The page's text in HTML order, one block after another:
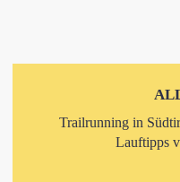
Trailrunning in
Lauftipps